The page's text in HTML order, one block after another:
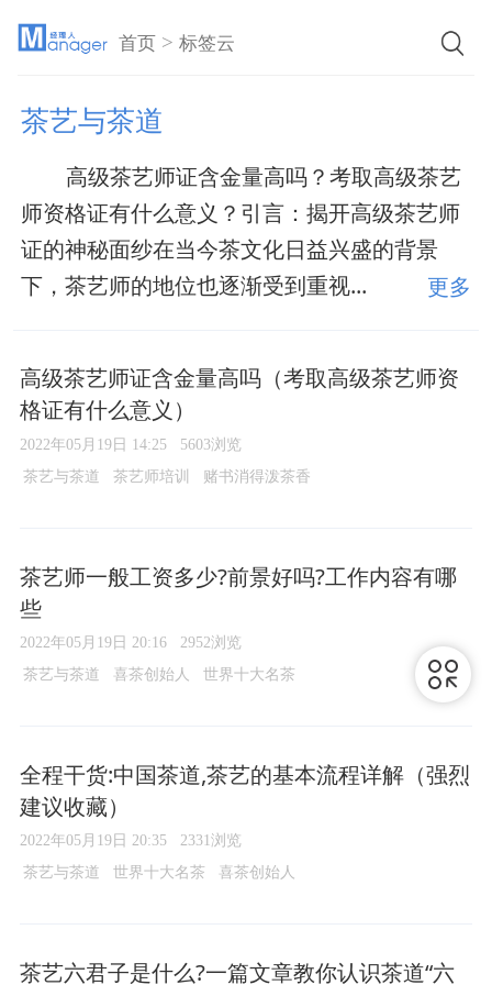
首页 >标签云
茶艺与茶道
高级茶艺师证含金量高吗？考取高级茶艺
师资格证有什么意义？引言：揭开高级茶艺师
证的神秘面纱在当今茶文化日益兴盛的背景
下，茶艺师的地位也逐渐受到重视...
更多
高级茶艺师证含金量高吗（考取高级茶艺师资
格证有什么意义）
2022年05月19日 14:25 5603浏览
茶艺与茶道 茶艺师培训 赌书消得泼茶香
茶艺师一般工资多少?前景好吗?工作内容有哪
些
2022年05月19日 20:16 2952浏览
茶艺与茶道 喜茶创始人 世界十大名茶
全程干货:中国茶道,茶艺的基本流程详解（强烈
建议收藏）
2022年05月19日 20:35 2331浏览
茶艺与茶道 世界十大名茶 喜茶创始人
茶艺六君子是什么?一篇文章教你认识茶道“六